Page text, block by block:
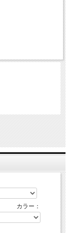
カラー：